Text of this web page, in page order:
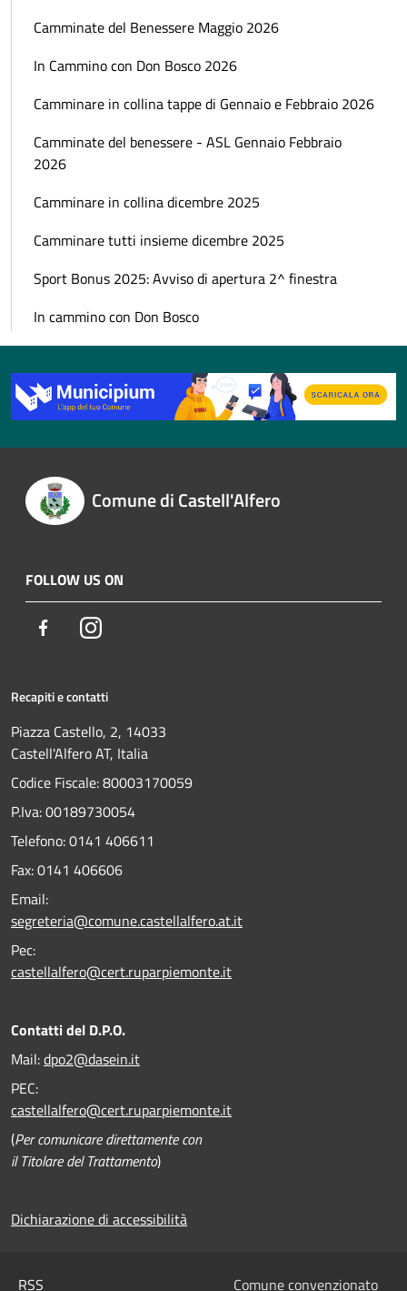
Camminate del Benessere Maggio 2026
In Cammino con Don Bosco 2026
Camminare in collina tappe di Gennaio e Febbraio 2026
Camminate del benessere - ASL Gennaio Febbraio
2026
Camminare in collina dicembre 2025
Camminare tutti insieme dicembre 2025
Sport Bonus 2025: Avviso di apertura 2^ finestra
In cammino con Don Bosco
Comune di Castell'Alfero
FOLLOW US ON
FacebookInstagram
Recapiti e contatti
Piazza Castello, 2, 14033
Castell'Alfero AT, Italia
Codice Fiscale: 80003170059
P.Iva: 00189730054
Telefono:0141 406611
Fax:0141 406606
Email:
segreteria@comune.castellalfero.at.it
Pec:
castellalfero@cert.ruparpiemonte.it
Contatti del D.P.O.
Mail:dpo2@dasein.it
PEC:
castellalfero@cert.ruparpiemonte.it
(Per comunicare direttamente con
il Titolare del Trattamento)
Dichiarazione di accessibilità
RSS Comune convenzionato